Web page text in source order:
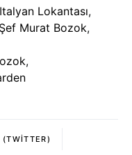
Italyan Lokantası,
Şef Murat Bozok,
,
(TWITTER)